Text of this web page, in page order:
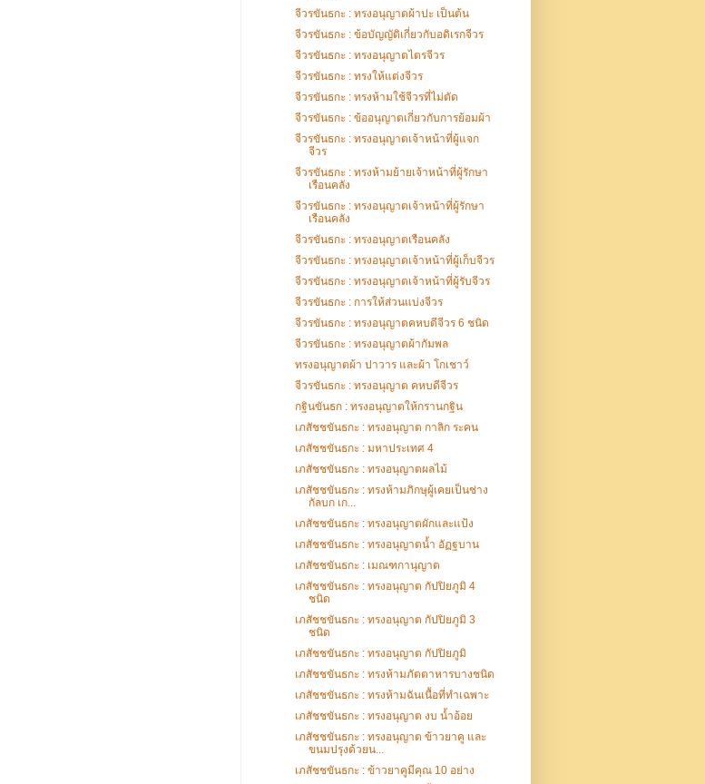
จีวรขันธกะ : ทรงอนุญาตผ้าปะ เป็นต้น
จีวรขันธกะ : ข้อบัญญัติเกี่ยวกับอดิเรกจีวร
จีวรขันธกะ : ทรงอนุญาตไตรจีวร
จีวรขันธกะ : ทรงให้แต่งจีวร
จีวรขันธกะ : ทรงห้ามใช้จีวรที่ไม่ตัด
จีวรขันธกะ : ข้ออนุญาตเกี่ยวกับการย้อมผ้า
จีวรขันธกะ : ทรงอนุญาตเจ้าหน้าที่ผู้แจก
จีวร
จีวรขันธกะ : ทรงห้ามย้ายเจ้าหน้าที่ผู้รักษา
เรือนคลัง
จีวรขันธกะ : ทรงอนุญาตเจ้าหน้าที่ผู้รักษา
เรือนคลัง
จีวรขันธกะ : ทรงอนุญาตเรือนคลัง
จีวรขันธกะ : ทรงอนุญาตเจ้าหน้าที่ผู้เก็บจีวร
จีวรขันธกะ : ทรงอนุญาตเจ้าหน้าที่ผู้รับจีวร
จีวรขันธกะ : การให้ส่วนแบ่งจีวร
จีวรขันธกะ : ทรงอนุญาตคหบดีจีวร 6 ชนิด
จีวรขันธกะ : ทรงอนุญาตผ้ากัมพล
ทรงอนุญาตผ้า ปาวาร และผ้า โกเชาว์
จีวรขันธกะ : ทรงอนุญาต คหบดีจีวร
กฐินขันธก : ทรงอนุญาตให้กรานกฐิน
เภสัชชขันธกะ : ทรงอนุญาต กาลิก ระคน
เภสัชชขันธกะ : มหาประเทศ 4
เภสัชชขันธกะ : ทรงอนุญาตผลไม้
เภสัชชขันธกะ : ทรงห้ามภิกษุผู้เคยเป็นช่าง
กัลบก เก...
เภสัชชขันธกะ : ทรงอนุญาตผักและแป้ง
เภสัชชขันธกะ : ทรงอนุญาตน้ำ อัฏฐบาน
เภสัชชขันธกะ : เมณฑกานุญาต
เภสัชชขันธกะ : ทรงอนุญาต กัปปิยภูมิ 4
ชนิด
เภสัชชขันธกะ : ทรงอนุญาต กัปปิยภูมิ 3
ชนิด
เภสัชชขันธกะ : ทรงอนุญาต กัปปิยภูมิ
เภสัชชขันธกะ : ทรงห้ามภัตตาหารบางชนิด
เภสัชชขันธกะ : ทรงห้ามฉันเนื้อที่ทำเฉพาะ
เภสัชชขันธกะ : ทรงอนุญาต งบ น้ำอ้อย
เภสัชชขันธกะ : ทรงอนุญาต ข้าวยาคู และ
ขนมปรุงด้วยน...
เภสัชชขันธกะ : ข้าวยาคูมีคุณ 10 อย่าง